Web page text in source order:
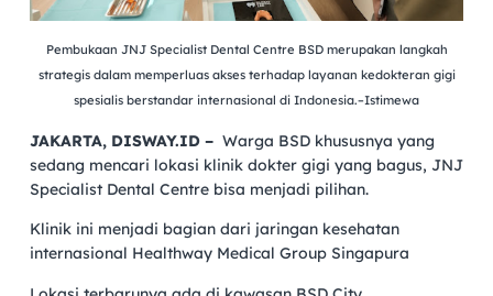
Pembukaan JNJ Specialist Dental Centre BSD merupakan langkah
strategis dalam memperluas akses terhadap layanan kedokteran gigi
spesialis berstandar internasional di Indonesia.–Istimewa
JAKARTA, DISWAY.ID – Warga BSD khususnya yang
sedang mencari lokasi klinik dokter gigi yang bagus, JNJ
Specialist Dental Centre bisa menjadi pilihan.
Klinik ini menjadi bagian dari jaringan kesehatan
internasional Healthway Medical Group Singapura